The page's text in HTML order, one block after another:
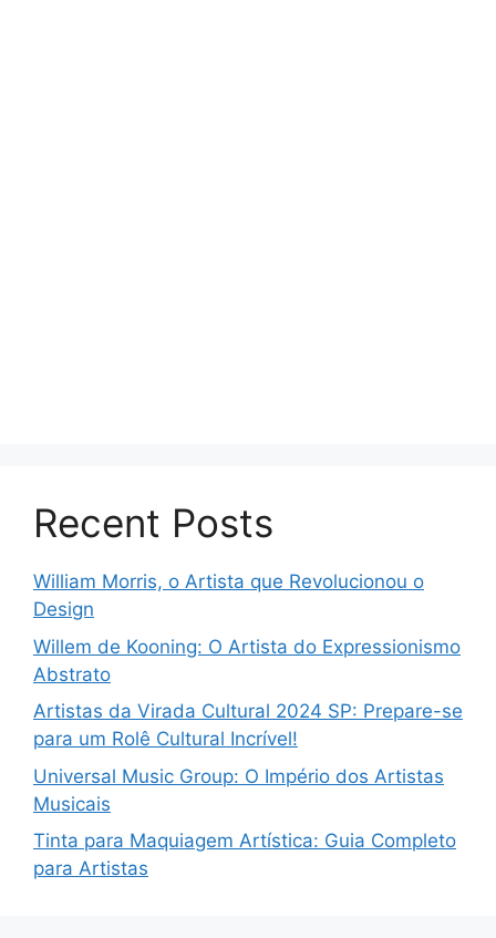
Recent Posts
William Morris, o Artista que Revolucionou o
Design
Willem de Kooning: O Artista do Expressionismo
Abstrato
Artistas da Virada Cultural 2024 SP: Prepare-se
para um Rolê Cultural Incrível!
Universal Music Group: O Império dos Artistas
Musicais
Tinta para Maquiagem Artística: Guia Completo
para Artistas